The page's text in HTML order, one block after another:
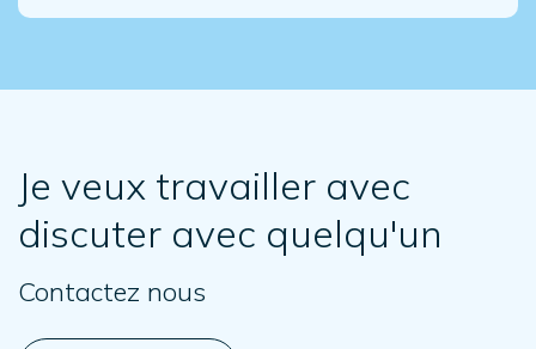
Je veux travailler avec
discuter avec quelqu'un
Contactez nous